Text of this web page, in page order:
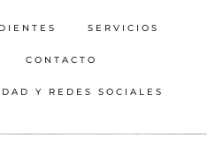
SERVICIOS
CONTACTO
Y REDES SOCIALES